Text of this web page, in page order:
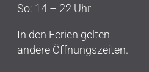
So: 14 – 22 Uhr
In den Ferien gelten
andere Öffnungszeiten.